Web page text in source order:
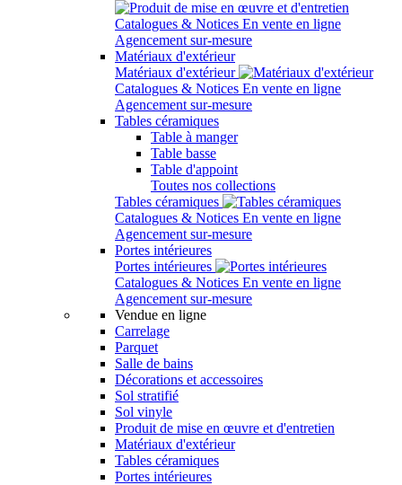
Catalogues & Notices En vente en ligne
Agencement sur-mesure
Matériaux d'extérieur
Matériaux d'extérieur
Catalogues & Notices En vente en ligne
Agencement sur-mesure
Tables céramiques
Table à manger
Table basse
Table d'appoint
Toutes nos collections
Tables céramiques
Catalogues & Notices En vente en ligne
Agencement sur-mesure
Portes intérieures
Portes intérieures
Catalogues & Notices En vente en ligne
Agencement sur-mesure
Vendue en ligne
Carrelage
Parquet
Salle de bains
Décorations et accessoires
Sol stratifié
Sol vinyle
Produit de mise en œuvre et d'entretien
Matériaux d'extérieur
Tables céramiques
Portes intérieures